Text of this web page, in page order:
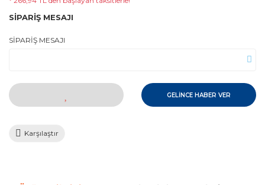
SİPARİŞ MESAJI
SİPARİŞ MESAJI
GELİNCE HABER VER
Karşılaştır